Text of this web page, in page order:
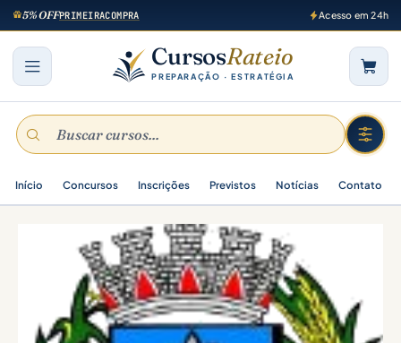
5% OFFPRIMEIRACOMPRA Acesso em 24h
CursosRateio
PREPARAÇÃO · ESTRATÉGIA
Início Concursos Inscrições Previstos Notícias Contato